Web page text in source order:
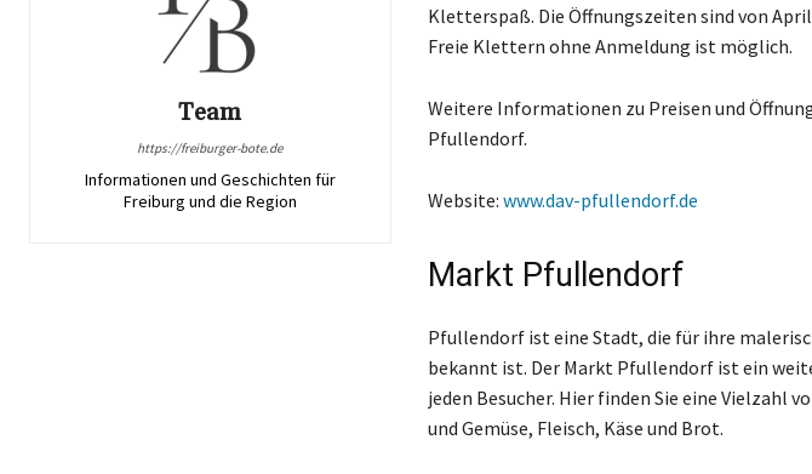
Team
https://freiburger-bote.de
Informationen und Geschichten für
Freiburg und die Region
Kletterspaß. Die Öffnungszeiten sind von
Freie Klettern ohne Anmeldung ist möglich.
Weitere Informationen zu Preisen und
Pfullendorf.
Website: www.dav-pfullendorf.de
Markt Pfullendorf
Pfullendorf ist eine Stadt, die für ihre
bekannt ist. Der Markt Pfullendorf ist ein
jeden Besucher. Hier finden Sie eine Vielzahl
und Gemüse, Fleisch, Käse und Brot.